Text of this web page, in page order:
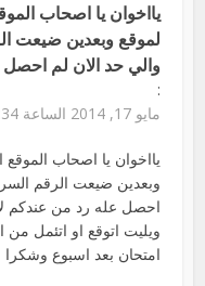
يااخوان يا اصحاب
لموقع وبعدين ضيعت
والي حد الان لم
:
مايو 17, 2014 الساعة 10:34 م
يااخوان يا اصحاب
وبعدين ضيعت الرقم
احصل عله رد من عندكم
ويليت اتوقع او اتئمل من
امتحان بعد اسبوع وشكرا